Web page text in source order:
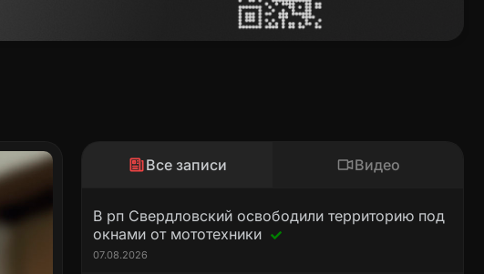
Все записи Видео
В рп Свердловский освободили территорию под
окнами от мототехники
07.08.2026